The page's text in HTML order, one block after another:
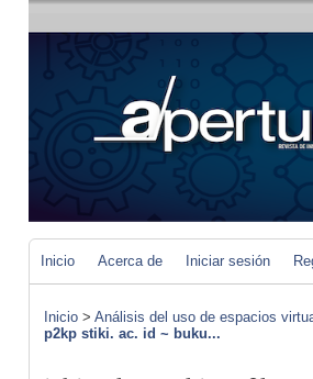
Inicio Acerca de Iniciar sesión
Inicio > Análisis del uso de espacios
p2kp stiki. ac. id ~ buku...